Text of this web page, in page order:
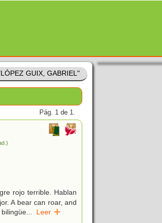
GUIX, GABRIEL"
Pág. 1 de 1.
rojo terrible. Hablan
A bear can roar, and
... Leer